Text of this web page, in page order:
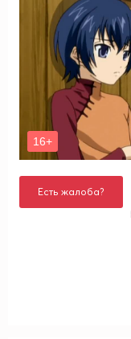
Есть жалоба?